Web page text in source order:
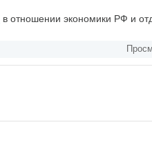
в отношении экономики РФ и